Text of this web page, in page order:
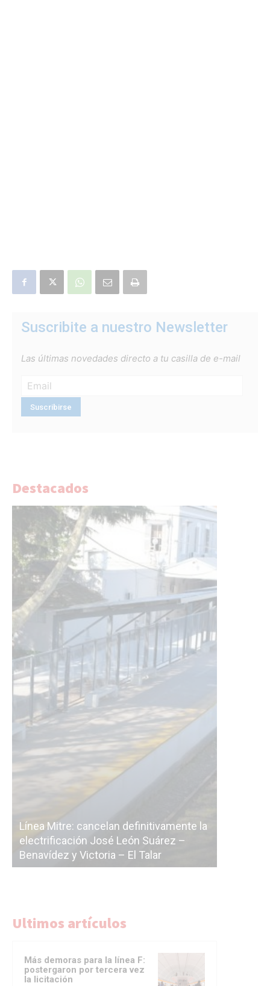
Suscribite a nuestro Newsletter
Las últimas novedades directo a tu casilla de e-mail
Destacados
La Ciudad vuelve a postergar la
licitación de la línea F
Ultimos artículos
Más demoras para la línea F:
postergaron por tercera vez
la licitación